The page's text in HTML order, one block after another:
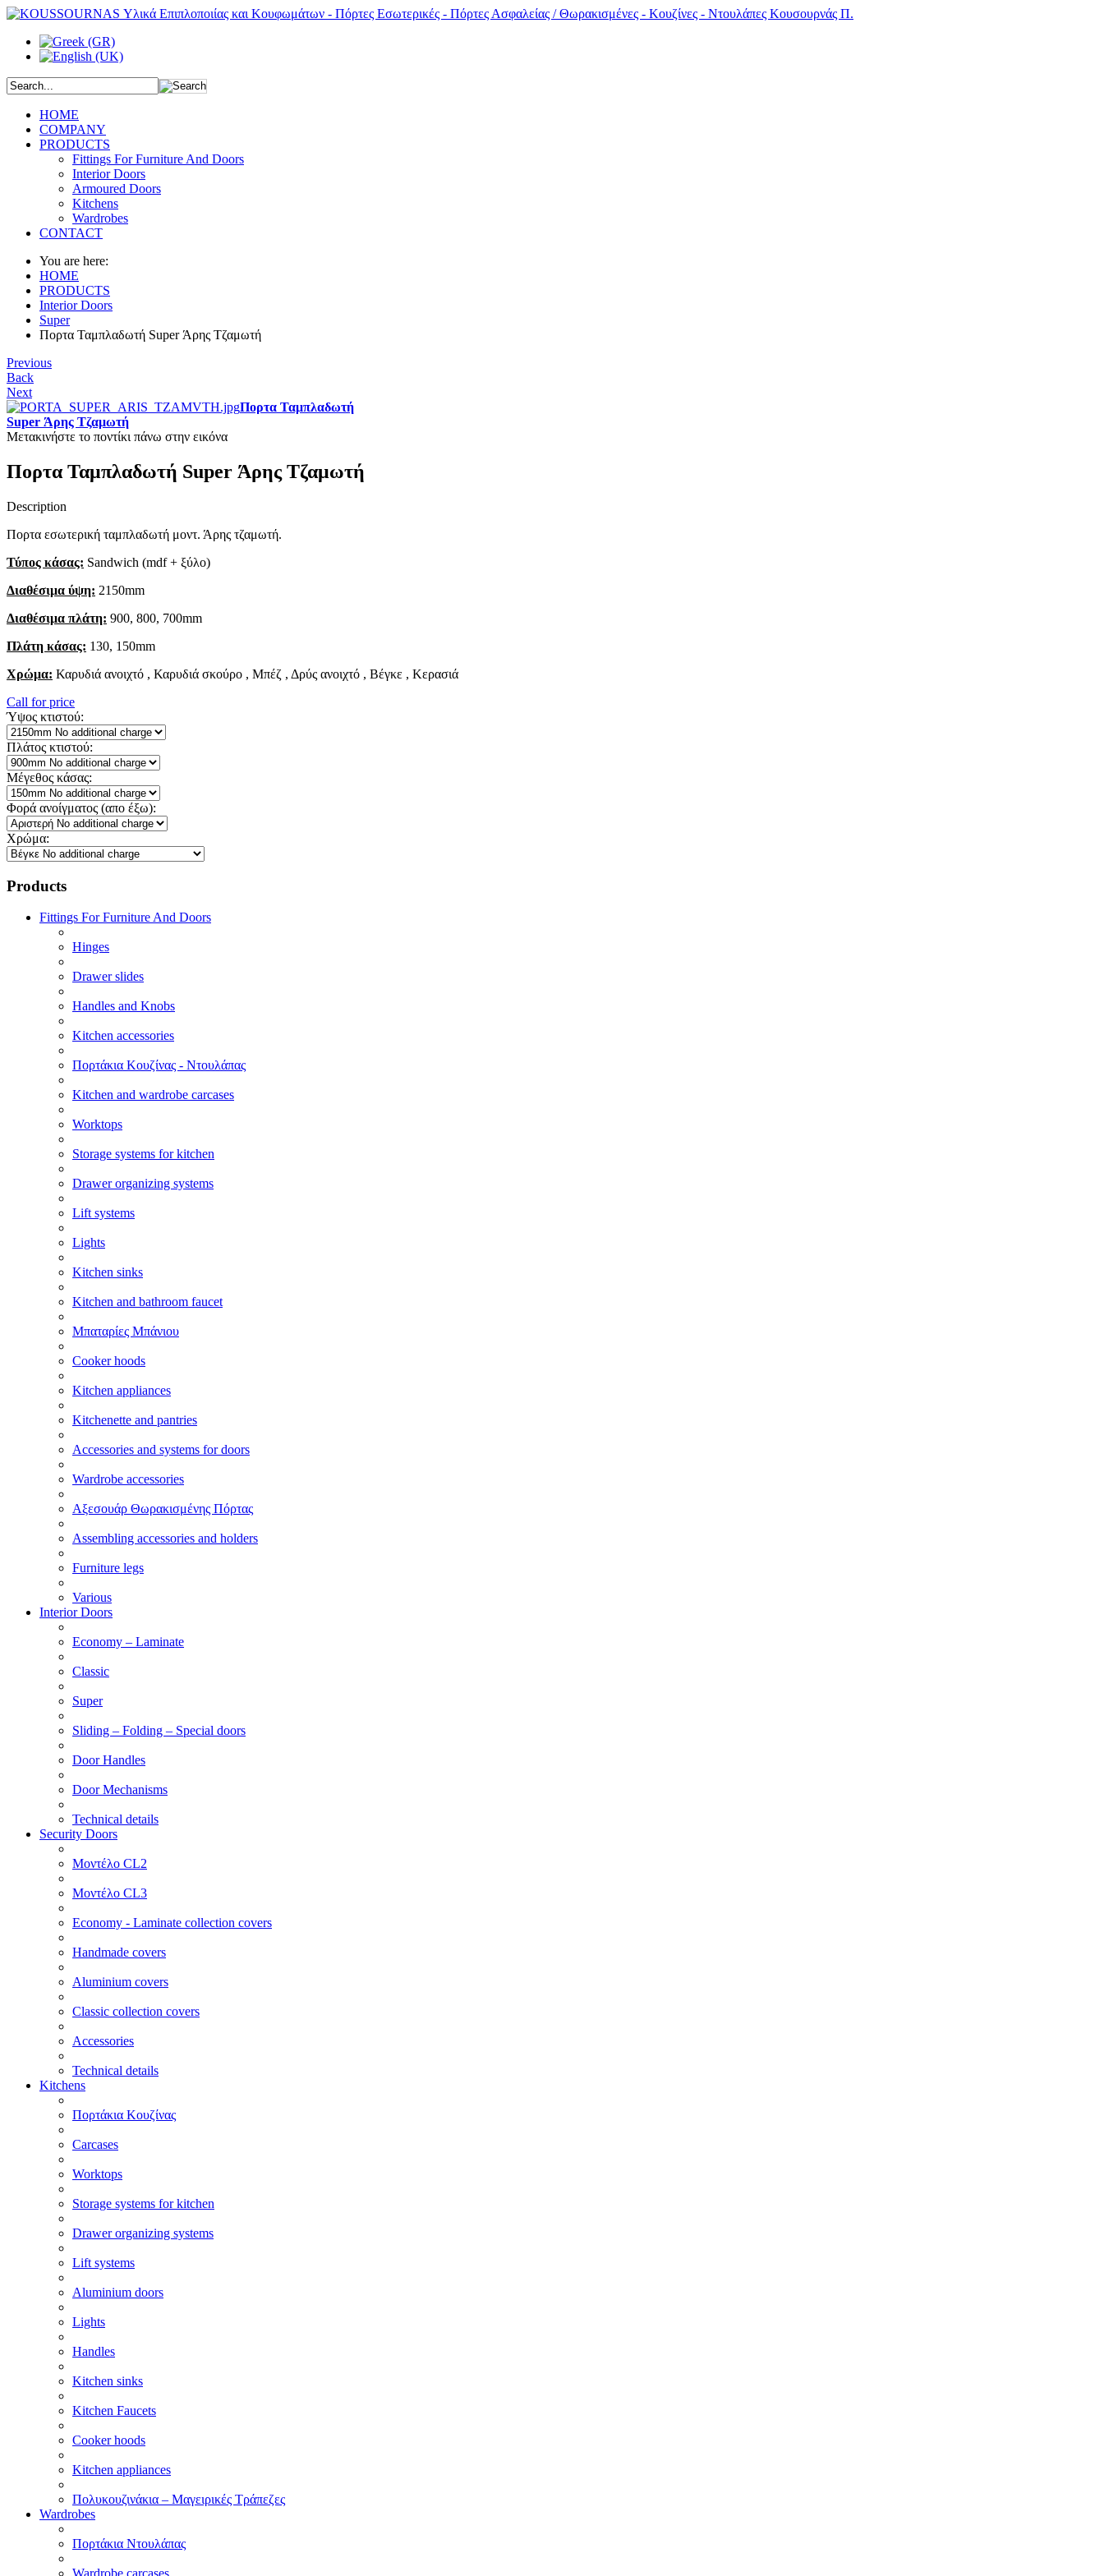
HOME
COMPANY
PRODUCTS
Fittings For Furniture And Doors
Interior Doors
Armoured Doors
Kitchens
Wardrobes
CONTACT
You are here:
HOME
PRODUCTS
Interior Doors
Super
Πορτα Ταμπλαδωτή Super Άρης Τζαμωτή
Previous
Back
Next
Πορτα Ταμπλαδωτή
Super Άρης Τζαμωτή
Μετακινήστε το ποντίκι πάνω στην εικόνα
Πορτα Ταμπλαδωτή Super Άρης Τζαμωτή
Description
Πορτα εσωτερική ταμπλαδωτή μοντ. Άρης τζαμωτή.
Τύπος κάσας: Sandwich (mdf + ξύλο)
Διαθέσιμα ύψη: 2150mm
Διαθέσιμα πλάτη: 900, 800, 700mm
Πλάτη κάσας: 130, 150mm
Χρώμα: Καρυδιά ανοιχτό , Καρυδιά σκούρο , Μπέζ , Δρύς ανοιχτό , Βέγκε , Κερασιά
Call for price
Ύψος κτιστού:
Πλάτος κτιστού:
Μέγεθος κάσας:
Φορά ανοίγματος (απο έξω):
Χρώμα:
Products
Fittings For Furniture And Doors
Hinges
Drawer slides
Handles and Knobs
Kitchen accessories
Πορτάκια Κουζίνας - Ντουλάπας
Kitchen and wardrobe carcases
Worktops
Storage systems for kitchen
Drawer organizing systems
Lift systems
Lights
Kitchen sinks
Kitchen and bathroom faucet
Μπαταρίες Μπάνιου
Cooker hoods
Kitchen appliances
Kitchenette and pantries
Accessories and systems for doors
Wardrobe accessories
Αξεσουάρ Θωρακισμένης Πόρτας
Assembling accessories and holders
Furniture legs
Various
Interior Doors
Economy – Laminate
Classic
Super
Sliding – Folding – Special doors
Door Handles
Door Mechanisms
Technical details
Security Doors
Μοντέλο CL2
Μοντέλο CL3
Economy - Laminate collection covers
Handmade covers
Aluminium covers
Classic collection covers
Accessories
Technical details
Kitchens
Πορτάκια Κουζίνας
Carcases
Worktops
Storage systems for kitchen
Drawer organizing systems
Lift systems
Aluminium doors
Lights
Handles
Kitchen sinks
Kitchen Faucets
Cooker hoods
Kitchen appliances
Πολυκουζινάκια – Μαγειρικές Τράπεζες
Wardrobes
Πορτάκια Ντουλάπας